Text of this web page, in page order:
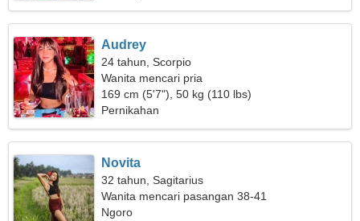
Audrey
24 tahun, Scorpio
Wanita mencari pria
169 cm (5'7"), 50 kg (110 lbs)
Pernikahan
Novita
32 tahun, Sagitarius
Wanita mencari pasangan 38-41
Ngoro